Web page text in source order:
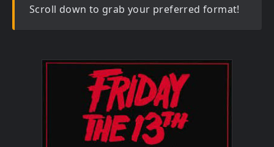
Scroll down to grab your preferred format!